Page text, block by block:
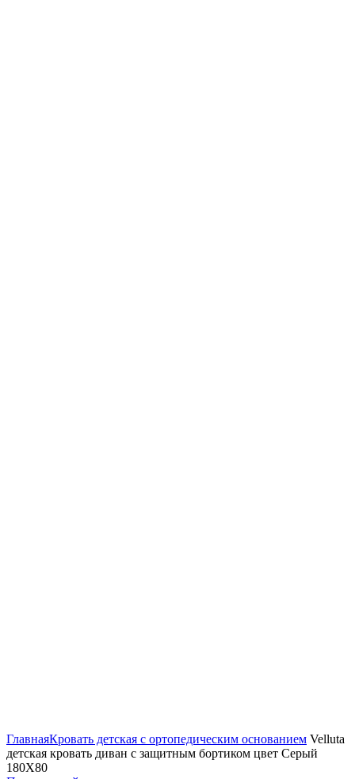
ГлавнаяКровать детская с ортопедическим основанием Velluta
детская кровать диван с защитным бортиком цвет Серый
180Х80